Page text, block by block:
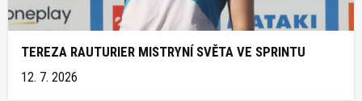
TEREZA RAUTURIER MISTRYNÍ SVĚTA VE SPRINTU
12. 7. 2026